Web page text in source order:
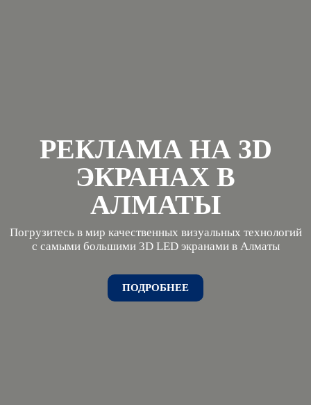
РЕКЛАМА НА 3D
ЭКРАНАХ В
АЛМАТЫ
Погрузитесь в мир качественных визуальных технологий
с самыми большими 3D LED экранами в Алматы
ПОДРОБНЕЕ